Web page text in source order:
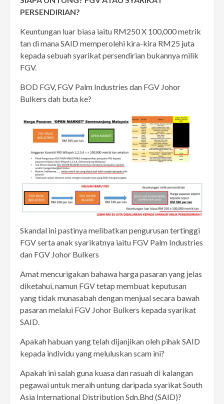
PERSENDIRIAN?
Keuntungan luar biasa iaitu RM250 X 100,000 metrik
tan di mana SAID memperolehi kira-kira RM25 juta
kepada sebuah syarikat persendirian bukannya milik
FGV.
BOD FGV, FGV Palm Industries dan FGV Johor
Bulkers dah buta ke?
Skandal ini pastinya melibatkan pengurusan tertinggi
FGV serta anak syarikatnya iaitu FGV Palm Industries
dan FGV Johor Bulkers
Amat mencurigakan bahawa harga pasaran yang jelas
diketahui, namun FGV tetap membuat keputusan
yang tidak munasabah dengan menjual secara bawah
pasaran melalui FGV Johor Bulkers kepada syarikat
SAID.
Apakah habuan yang telah dijanjikan oleh pihak SAID
kepada individu yang meluluskan scam ini?
Apakah ini salah guna kuasa dan rasuah di kalangan
pegawai untuk meraih untung daripada syarikat South
Asia International Distribution Sdn.Bhd (SAID)?